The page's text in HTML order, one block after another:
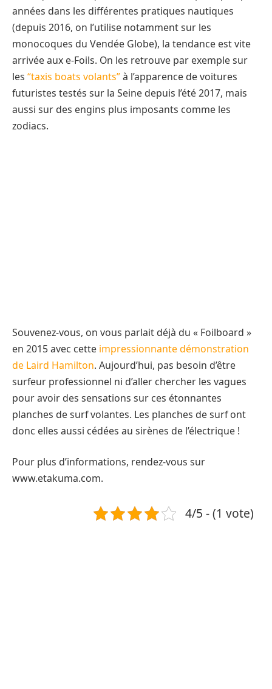
années dans les différentes pratiques nautiques
(depuis 2016, on l’utilise notamment sur les
monocoques du Vendée Globe), la tendance est vite
arrivée aux e-Foils. On les retrouve par exemple sur
les “taxis boats volants”à l’apparence de voitures
futuristes testés sur la Seine depuis l’été 2017, mais
aussi sur des engins plus imposants comme les
zodiacs.
Souvenez-vous, on vous parlait déjà du « Foilboard »
en 2015 avec cette impressionnante démonstration
de Laird Hamilton. Aujourd’hui, pas besoin d’être
surfeur professionnel ni d’aller chercher les vagues
pour avoir des sensations sur ces étonnantes
planches de surf volantes. Les planches de surf ont
donc elles aussi cédées au sirènes de l’électrique !
Pour plus d’informations, rendez-vous sur
www.etakuma.com.
4/5 - (1 vote)